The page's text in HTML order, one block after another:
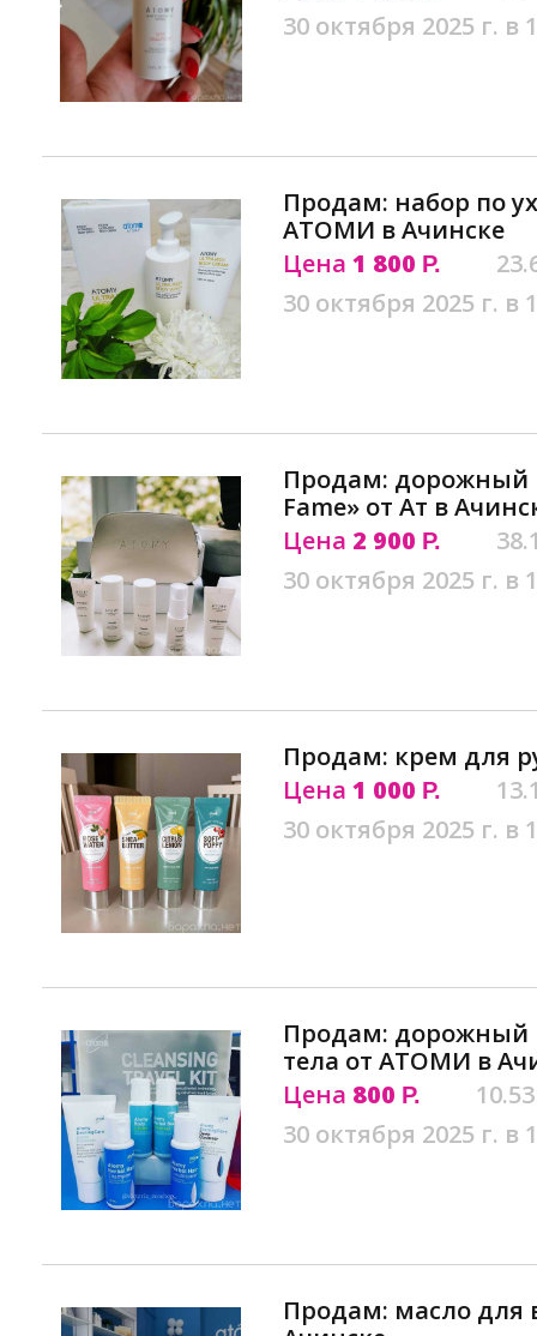
30 октября 2025 г. в
Продам: набор по
АТОМИ в Ачинске
Цена 1 800 Р.
30 октября 2025 г. в
Продам: дорожный
Fame» от Ат в
Цена 2 900 Р.
30 октября 2025 г. в
Продам: крем для
Цена 1 000 Р.
30 октября 2025 г. в
Продам: дорожный
тела от АТОМИ в
Цена 800 Р.
30 октября 2025 г. в
Продам: масло для